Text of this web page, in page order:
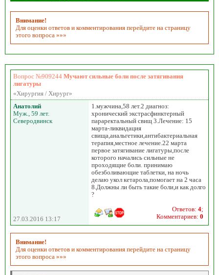
Внимание!
Для оценки ответов и комментирования перейдите на страницу
этого вопроса »»»
Вопрос №909244 Мучают сильные боли после затягивания
лигатуры
«Хирургия / Хирург»
Анатолий
Муж., 59 лет.
Северодвинск
1.мужчина,58 лет.2 диагноз:
хронический экстрасфинктерный
параректальный свищ 3.Лечение: 15
марта-ликвидация
свища,анальгетики,антибактериальная
терапия,местное лечение.22 марта
первое затягивание лигатуры,после
которого начались сильные не
проходящие боли. принимаю
обезболивающие таблетки, на ночь
делаю укол кетарола,помогает на 2 часа
8.Должны ли быть такие боли,и как долго
?
27.03.2016 13:17
Ответов: 4;
Комментариев: 0
Внимание!
Для оценки ответов и комментирования перейдите на страницу
этого вопроса »»»